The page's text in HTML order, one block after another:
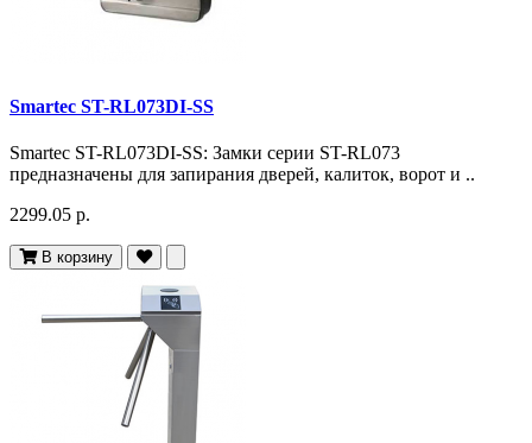
Smartec ST-RL073DI-SS
Smartec ST-RL073DI-SS: Замки серии ST-RL073
предназначены для запирания дверей, калиток, ворот и ..
2299.05 р.
В корзину